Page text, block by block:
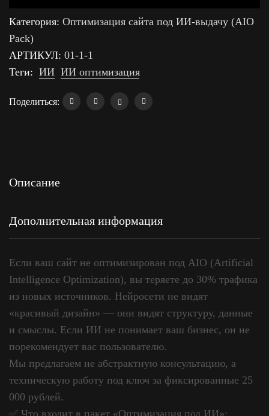
Категория: Оптимизация сайта под ИИ-выдачу (AIO
Pack)
АРТИКУЛ: 01-1-1
Теги: ИИ ИИ оптимизация
Поделиться:
Описание
Дополнительная информация
Если ваш сайт не оптимизирован под AIO (Artificial
Intelligence Optimization), вы теряете до 30% трафика
из новых источников. Нейросети не видят
«красивый дизайн» — они видят структуру, данные
и смыслы. Если ИИ не понимает ваш бизнес, он не
порекомендует вас пользователю.
Мы предлагаем не абстрактную консультацию, а
техническую работу под ключ за фиксированные 25
000 рублей.
✅ Что входит в пакет «Оптимизация под ИИ»: